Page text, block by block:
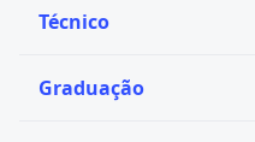
Técnico
Graduação